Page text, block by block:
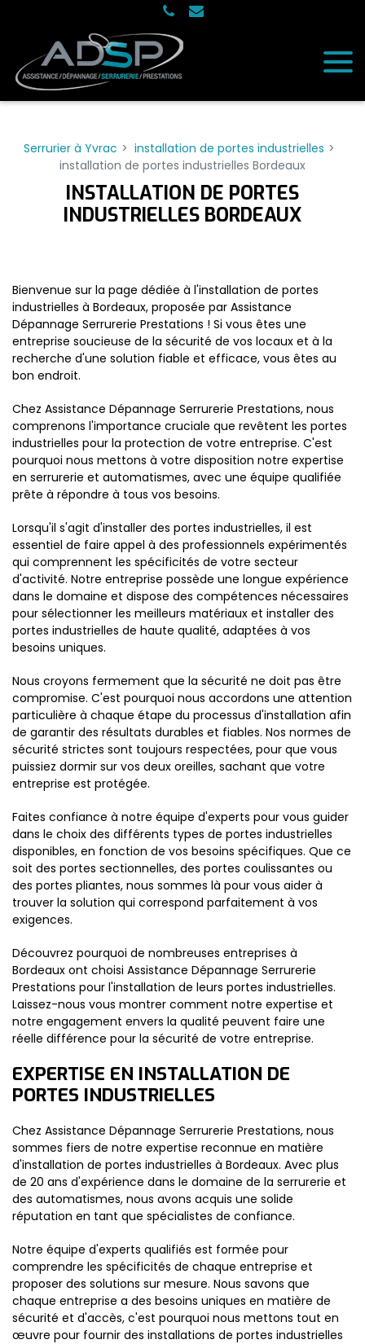
Serrurier à Yvrac
installation de portes industrielles
installation de portes industrielles Bordeaux
INSTALLATION DE PORTES
INDUSTRIELLES BORDEAUX
Bienvenue sur la page dédiée à l'installation de portes
industrielles à Bordeaux, proposée par Assistance
Dépannage Serrurerie Prestations ! Si vous êtes une
entreprise soucieuse de la sécurité de vos locaux et à la
recherche d'une solution fiable et efficace, vous êtes au
bon endroit.
Chez Assistance Dépannage Serrurerie Prestations, nous
comprenons l'importance cruciale que revêtent les portes
industrielles pour la protection de votre entreprise. C'est
pourquoi nous mettons à votre disposition notre expertise
en serrurerie et automatismes, avec une équipe qualifiée
prête à répondre à tous vos besoins.
Lorsqu'il s'agit d'installer des portes industrielles, il est
essentiel de faire appel à des professionnels expérimentés
qui comprennent les spécificités de votre secteur
d'activité. Notre entreprise possède une longue expérience
dans le domaine et dispose des compétences nécessaires
pour sélectionner les meilleurs matériaux et installer des
portes industrielles de haute qualité, adaptées à vos
besoins uniques.
Nous croyons fermement que la sécurité ne doit pas être
compromise. C'est pourquoi nous accordons une attention
particulière à chaque étape du processus d'installation afin
de garantir des résultats durables et fiables. Nos normes de
sécurité strictes sont toujours respectées, pour que vous
puissiez dormir sur vos deux oreilles, sachant que votre
entreprise est protégée.
Faites confiance à notre équipe d'experts pour vous guider
dans le choix des différents types de portes industrielles
disponibles, en fonction de vos besoins spécifiques. Que ce
soit des portes sectionnelles, des portes coulissantes ou
des portes pliantes, nous sommes là pour vous aider à
trouver la solution qui correspond parfaitement à vos
exigences.
Découvrez pourquoi de nombreuses entreprises à
Bordeaux ont choisi Assistance Dépannage Serrurerie
Prestations pour l'installation de leurs portes industrielles.
Laissez-nous vous montrer comment notre expertise et
notre engagement envers la qualité peuvent faire une
réelle différence pour la sécurité de votre entreprise.
EXPERTISE EN INSTALLATION DE
PORTES INDUSTRIELLES
Chez Assistance Dépannage Serrurerie Prestations, nous
sommes fiers de notre expertise reconnue en matière
d'installation de portes industrielles à Bordeaux. Avec plus
de 20 ans d'expérience dans le domaine de la serrurerie et
des automatismes, nous avons acquis une solide
réputation en tant que spécialistes de confiance.
Notre équipe d'experts qualifiés est formée pour
comprendre les spécificités de chaque entreprise et
proposer des solutions sur mesure. Nous savons que
chaque entreprise a des besoins uniques en matière de
sécurité et d'accès, c'est pourquoi nous mettons tout en
œuvre pour fournir des installations de portes industrielles
Panneau de gestion des cookies